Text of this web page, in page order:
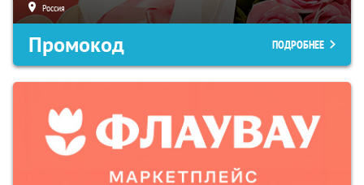
Россия
Промокод ПОДРОБНЕЕ